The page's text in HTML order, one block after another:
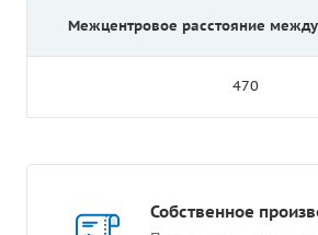
Межцентровое расстояние
470
Собственное